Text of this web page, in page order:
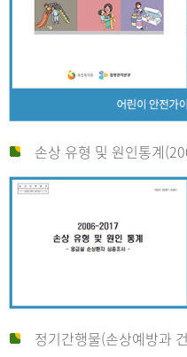
손상 유형 및 원인통계
정기간행물(손상예방과